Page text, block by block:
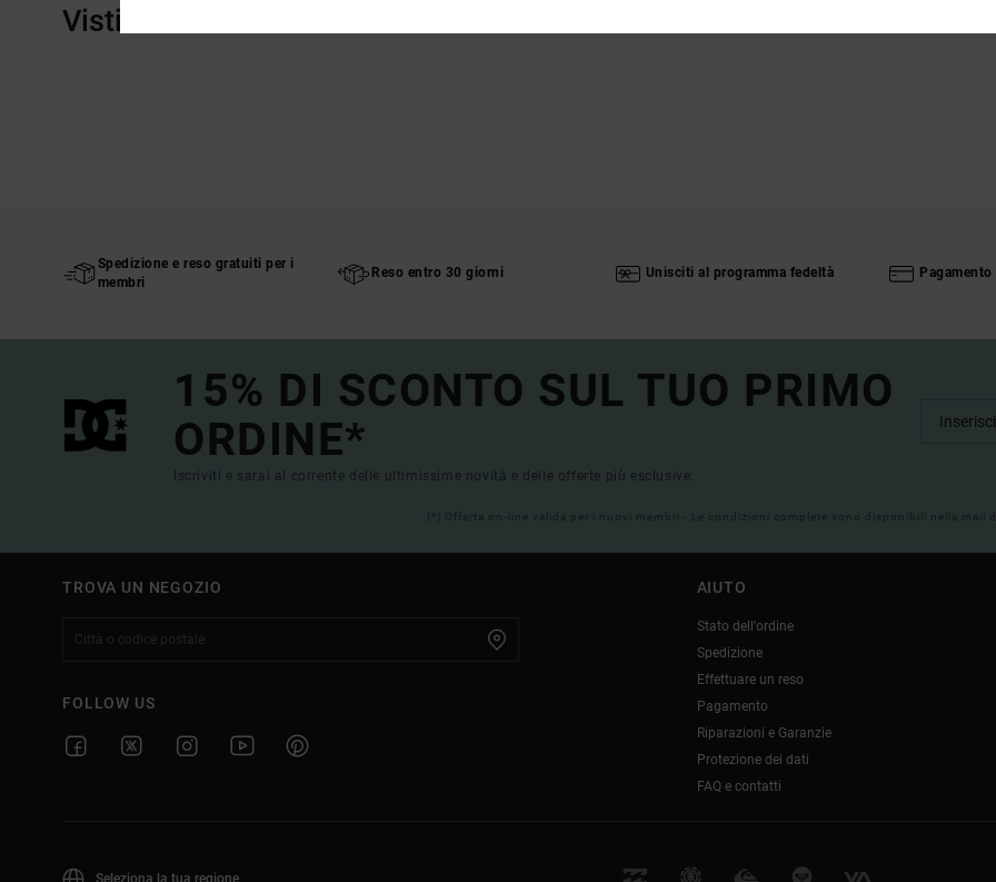
Visti di recente
Spedizione e reso gratuiti per i
membri
Reso entro 30 giorni Unisciti al programma fedeltà
15% DI SCONTO SUL TUO PRIMO
ORDINE*
Iscriviti e sarai al corrente delle ultimissime novità e delle offerte più esclusive.
(*) Offerta on-line valida per i nuovi membri - Le condizioni complete sono disponibili nella mail
TROVA UN NEGOZIO
FOLLOW US
AIUTO
Stato dell'ordine
Spedizione
Effettuare un reso
Pagamento
Riparazioni e Garanzie
Protezione dei dati
FAQ e contatti
Seleziona la tua regione